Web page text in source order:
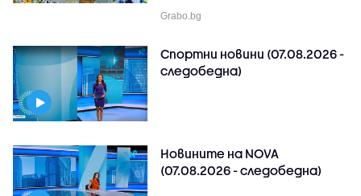
Grabo.bg
Спортни новини (07.08.2026 -
следобедна)
Новините на NOVA
(07.08.2026 - следобедна)